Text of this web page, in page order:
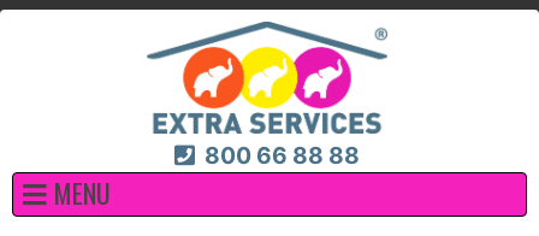
800 66 88 88
MENU